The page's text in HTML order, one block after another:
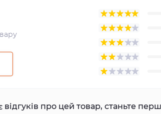
відгуків про цей товар, станьте